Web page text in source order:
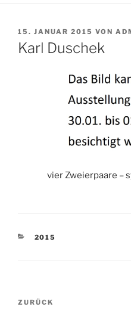
VERÖFFENTLICHT
AM
15. JANUAR 2015 VON
Karl Duschek
vier Zweierpaare –
KATEGORIEN
2015
Beitragsnavigation
Vorheriger
ZURÜCK